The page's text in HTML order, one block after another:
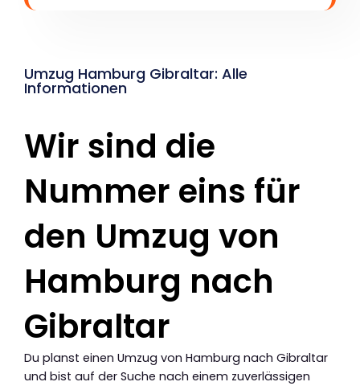
Umzug Hamburg Gibraltar: Alle
Informationen
Wir sind die
Nummer eins für
den Umzug von
Hamburg nach
Gibraltar
Du planst einen Umzug von Hamburg nach Gibraltar
und bist auf der Suche nach einem zuverlässigen